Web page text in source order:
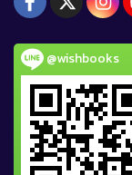
@wishbooks